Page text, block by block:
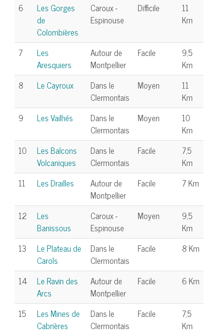
6
Les Gorges
de
Colombières
Caroux -
Espinouse
Difficile
11
Km
7
Les
Aresquiers
Autour de
Montpellier
Facile
9,5
Km
8
Le Cayroux
Dans le
Clermontais
Moyen
11
Km
9
Les Vailhés
Dans le
Clermontais
Moyen
10
Km
10
Les Balcons
Volcaniques
Dans le
Clermontais
Facile
7,5
Km
11
Les Drailles
Autour de
Montpellier
Facile 7 Km
12
Les
Banissous
Caroux -
Espinouse
Moyen
9,5
Km
13
Le Plateau de
Carols
Dans le
Clermontais
Facile 8 Km
14
Le Ravin des
Arcs
Autour de
Montpellier
Facile 6 Km
15
Les Mines de
Cabrières
Dans le
Clermontais
Facile
7,5
Km